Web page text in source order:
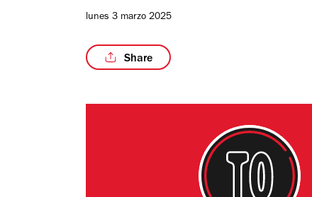
lunes 3 marzo 2025
Share